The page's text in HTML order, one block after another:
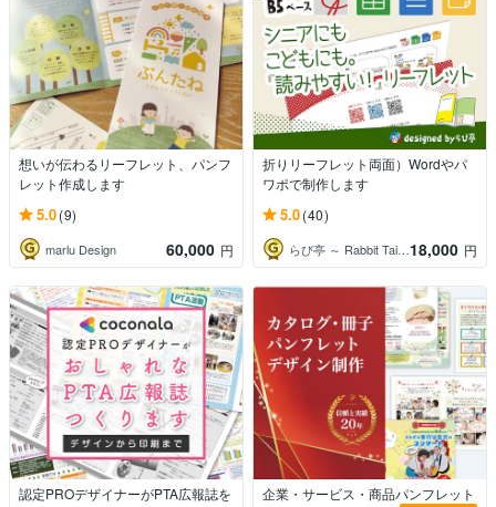
想いが伝わるリーフレット、パンフ
レット作成します
5.0(9)
marlu Design 60,000 円
折りリーフレット両面）Wordやパ
ワポで制作します
5.0(40)
らび亭 ～ Rabbit Tail ～ 18,000 円
認定PROデザイナーがPTA広報誌を
企業・サービス・商品パンフレット